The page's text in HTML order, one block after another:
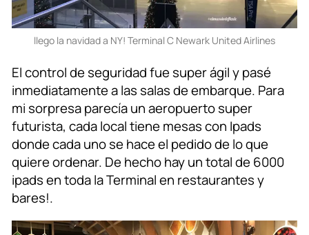
llego la navidad a NY! Terminal C Newark United Airlines
El control de seguridad fue super ágil y pasé
inmediatamente a las salas de embarque. Para
mi sorpresa parecía un aeropuerto super
futurista, cada local tiene mesas con Ipads
donde cada uno se hace el pedido de lo que
quiere ordenar. De hecho hay un total de 6000
ipads en toda la Terminal en restaurantes y
bares!.